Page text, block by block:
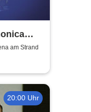
am Strand
20:00 Uhr